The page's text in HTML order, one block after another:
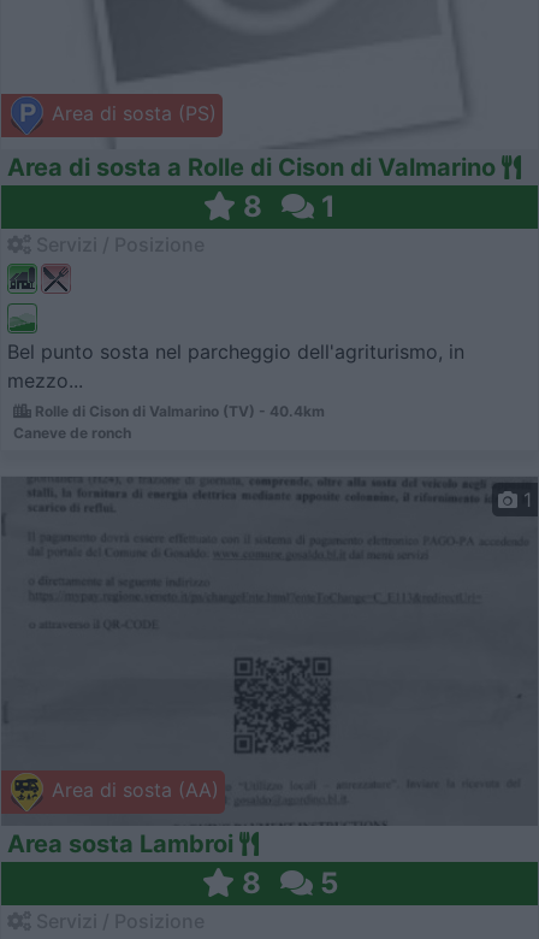
Area di sosta (PS)
Area di sosta a Rolle di Cison di Valmarino
8 1
Bel punto sosta nel parcheggio dell'agriturismo, in
mezzo...
Rolle di Cison di Valmarino (TV) - 40.4km
Caneve de ronch
Area di sosta (AA)
1
Area sosta Lambroi
8 5